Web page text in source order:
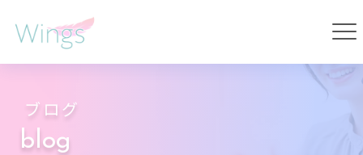
ブログ
blog